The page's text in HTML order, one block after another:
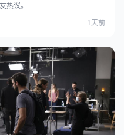
热议。
1天前